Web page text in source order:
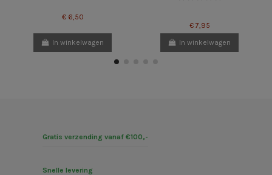
€ 6,50
In winkelwagen
€ 7,95
In winkelwagen
Gratis verzending vanaf €100,-
Snelle levering